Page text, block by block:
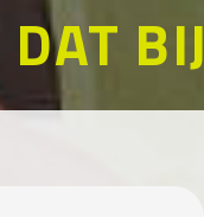
DAT